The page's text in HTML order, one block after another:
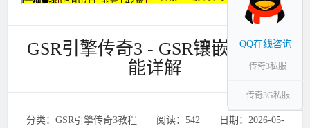
GSR引擎传奇3 - GSR镶嵌宝石功
能详解
分类：GSR引擎传奇3教程 ‌‍阅读：542 ‌‍日期：2026-05-
QQ在线咨询
传奇3私服
传奇3G私服